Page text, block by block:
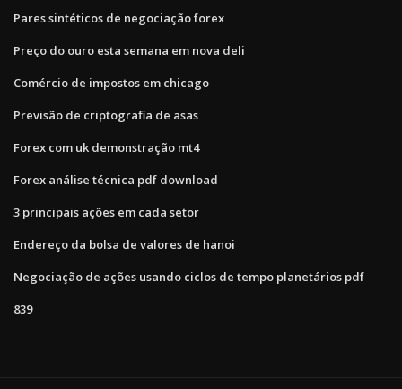
Pares sintéticos de negociação forex
Preço do ouro esta semana em nova deli
Comércio de impostos em chicago
Previsão de criptografia de asas
Forex com uk demonstração mt4
Forex análise técnica pdf download
3 principais ações em cada setor
Endereço da bolsa de valores de hanoi
Negociação de ações usando ciclos de tempo planetários pdf
839